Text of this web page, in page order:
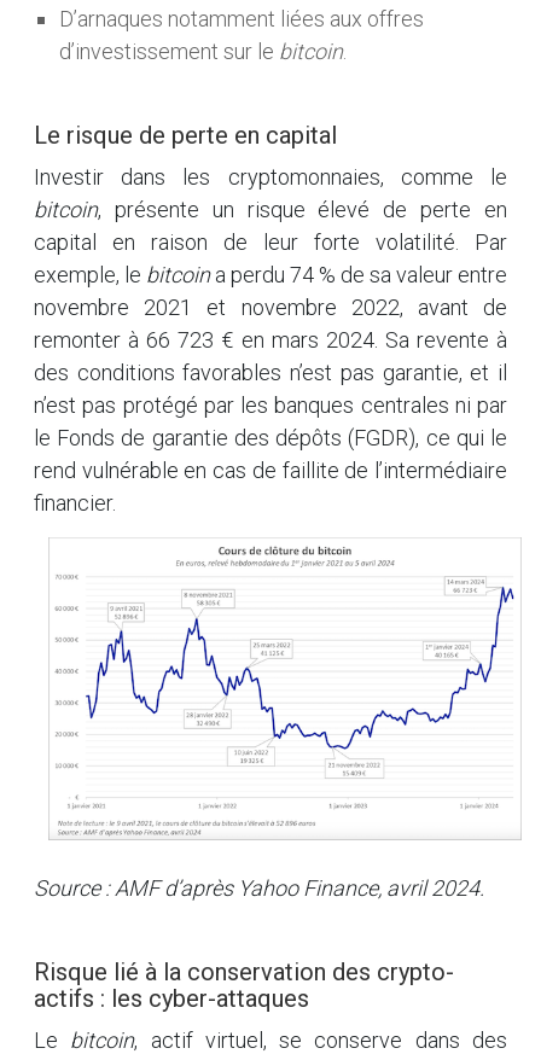
D’arnaques notamment liées aux offres
d’investissement sur le bitcoin.
Le risque de perte en capital
Investir dans les cryptomonnaies, comme le
bitcoin, présente un risque élevé de perte en
capital en raison de leur forte volatilité. Par
exemple, le bitcoina perdu 74 % de sa valeur entre
novembre 2021 et novembre 2022, avant de
remonter à 66 723 € en mars 2024. Sa revente à
des conditions favorables n’est pas garantie, et il
n’est pas protégé par les banques centrales ni par
le Fonds de garantie des dépôts (FGDR), ce qui le
rend vulnérable en cas de faillite de l’intermédiaire
financier.
Source : AMF d’après Yahoo Finance, avril 2024.
Risque lié à la conservation des crypto-
actifs : les cyber-attaques
Le bitcoin, actif virtuel, se conserve dans des